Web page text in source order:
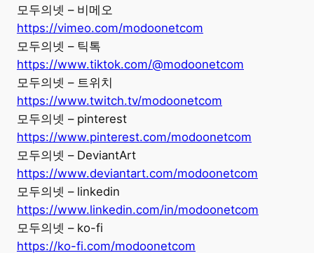
모두의넷 – 비메오
https://vimeo.com/modoonetcom
모두의넷 – 틱톡
https://www.tiktok.com/@modoonetcom
모두의넷 – 트위치
https://www.twitch.tv/modoonetcom
모두의넷 – pinterest
https://www.pinterest.com/modoonetcom
모두의넷 – DeviantArt
https://www.deviantart.com/modoonetcom
모두의넷 – linkedin
https://www.linkedin.com/in/modoonetcom
모두의넷 – ko-fi
https://ko-fi.com/modoonetcom